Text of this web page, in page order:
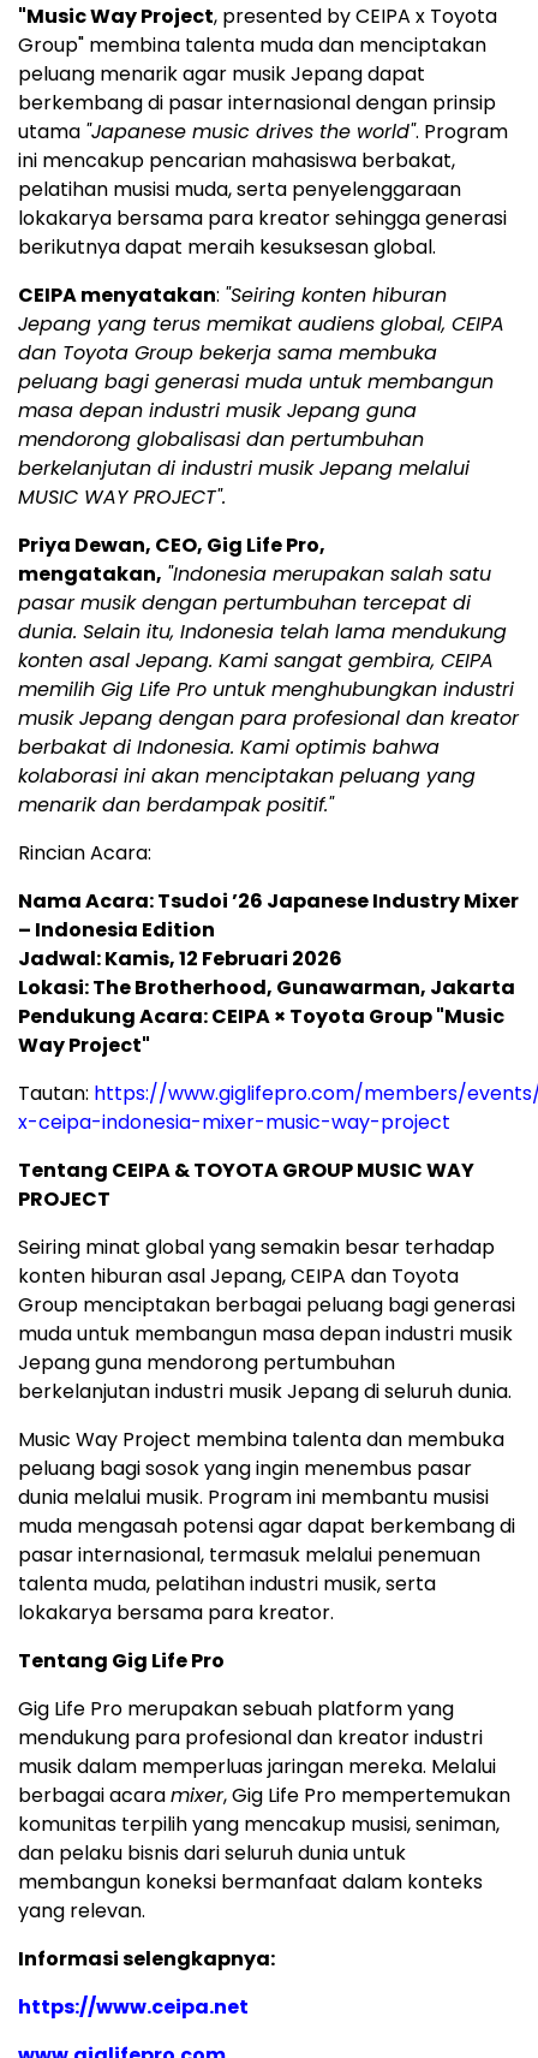
"Music Way Project, presented by CEIPA x Toyota
Group" membina talenta muda dan menciptakan
peluang menarik agar musik Jepang dapat
berkembang di pasar internasional dengan prinsip
utama "Japanese music drives the world". Program
ini mencakup pencarian mahasiswa berbakat,
pelatihan musisi muda, serta penyelenggaraan
lokakarya bersama para kreator sehingga generasi
berikutnya dapat meraih kesuksesan global.
CEIPA menyatakan: "Seiring konten hiburan
Jepang yang terus memikat audiens global, CEIPA
dan Toyota Group bekerja sama membuka
peluang bagi generasi muda untuk membangun
masa depan industri musik Jepang guna
mendorong globalisasi dan pertumbuhan
berkelanjutan di industri musik Jepang melalui
MUSIC WAY PROJECT".
Priya Dewan, CEO, Gig Life Pro,
mengatakan, "Indonesia merupakan salah satu
pasar musik dengan pertumbuhan tercepat di
dunia. Selain itu, Indonesia telah lama mendukung
konten asal Jepang. Kami sangat gembira, CEIPA
memilih Gig Life Pro untuk menghubungkan industri
musik Jepang dengan para profesional dan kreator
berbakat di Indonesia. Kami optimis bahwa
kolaborasi ini akan menciptakan peluang yang
menarik dan berdampak positif."
Rincian Acara:
Nama Acara: Tsudoi ’26 Japanese Industry Mixer
– Indonesia Edition
Jadwal: Kamis, 12 Februari 2026
Lokasi: The Brotherhood, Gunawarman, Jakarta
Pendukung Acara: CEIPA × Toyota Group "Music
Way Project"
Tautan: https://www.giglifepro.com/members/
x-ceipa-indonesia-mixer-music-way-project
Tentang CEIPA & TOYOTA GROUP MUSIC WAY
PROJECT
Seiring minat global yang semakin besar terhadap
konten hiburan asal Jepang, CEIPA dan Toyota
Group menciptakan berbagai peluang bagi generasi
muda untuk membangun masa depan industri musik
Jepang guna mendorong pertumbuhan
berkelanjutan industri musik Jepang di seluruh dunia.
Music Way Project membina talenta dan membuka
peluang bagi sosok yang ingin menembus pasar
dunia melalui musik. Program ini membantu musisi
muda mengasah potensi agar dapat berkembang di
pasar internasional, termasuk melalui penemuan
talenta muda, pelatihan industri musik, serta
lokakarya bersama para kreator.
Tentang Gig Life Pro
Gig Life Pro merupakan sebuah platform yang
mendukung para profesional dan kreator industri
musik dalam memperluas jaringan mereka. Melalui
berbagai acaramixer, Gig Life Pro mempertemukan
komunitas terpilih yang mencakup musisi, seniman,
dan pelaku bisnis dari seluruh dunia untuk
membangun koneksi bermanfaat dalam konteks
yang relevan.
Informasi selengkapnya:
https://www.ceipa.net